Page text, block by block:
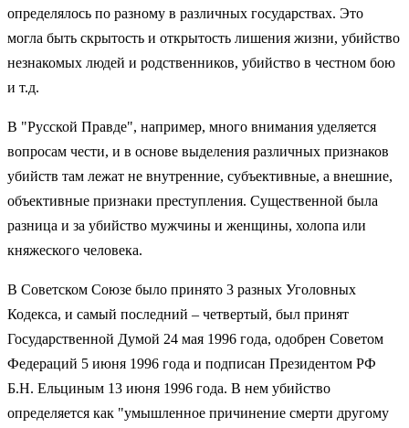
определялось по разному в различных государствах. Это
могла быть скрытость и открытость лишения жизни, убийство
незнакомых людей и родственников, убийство в честном бою
и т.д.
В "Русской Правде", например, много внимания уделяется
вопросам чести, и в основе выделения различных признаков
убийств там лежат не внутренние, субъективные, а внешние,
объективные признаки преступления. Существенной была
разница и за убийство мужчины и женщины, холопа или
княжеского человека.
В Советском Союзе было принято 3 разных Уголовных
Кодекса, и самый последний – четвертый, был принят
Государственной Думой 24 мая 1996 года, одобрен Советом
Федераций 5 июня 1996 года и подписан Президентом РФ
Б.Н. Ельциным 13 июня 1996 года. В нем убийство
определяется как "умышленное причинение смерти другому